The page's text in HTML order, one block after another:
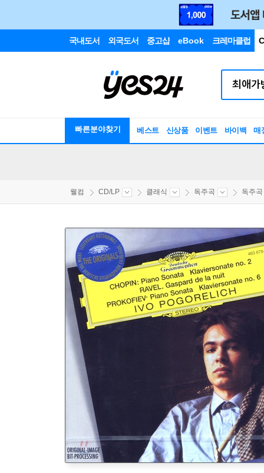
국내도서 외국도서 중고샵 eBook 크레마클럽
빠른분야찾기 베스트 신상품 이벤트 바이백 매
웰컴 CD/LP 클래식 독주곡 독주